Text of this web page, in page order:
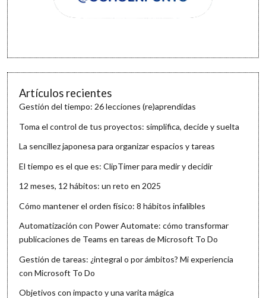
Artículos recientes
Gestión del tiempo: 26 lecciones (re)aprendidas
Toma el control de tus proyectos: simplifica, decide y suelta
La sencillez japonesa para organizar espacios y tareas
El tiempo es el que es: ClipTimer para medir y decidir
12 meses, 12 hábitos: un reto en 2025
Cómo mantener el orden físico: 8 hábitos infalibles
Automatización con Power Automate: cómo transformar
publicaciones de Teams en tareas de Microsoft To Do
Gestión de tareas: ¿integral o por ámbitos? Mi experiencia
con Microsoft To Do
Objetivos con impacto y una varita mágica